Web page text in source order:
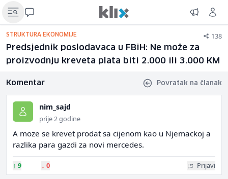
STRUKTURA EKONOMIJE 138
Predsjednik poslodavaca u FBiH: Ne može za
proizvodnju kreveta plata biti 2.000 ili 3.000 KM
Komentar Povratak na članak
nim_sajd
prije 2 godine
A moze se krevet prodat sa cijenom kao u Njemackoj a
razlika para gazdi za novi mercedes.
↑ 9 ↓ 0 Prijavi